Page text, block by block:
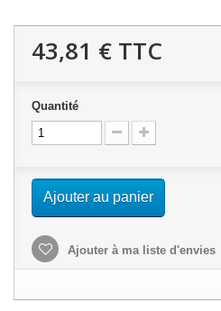
43,81 € TTC
Quantité
Ajouter au panier
Ajouter à ma liste d'envies